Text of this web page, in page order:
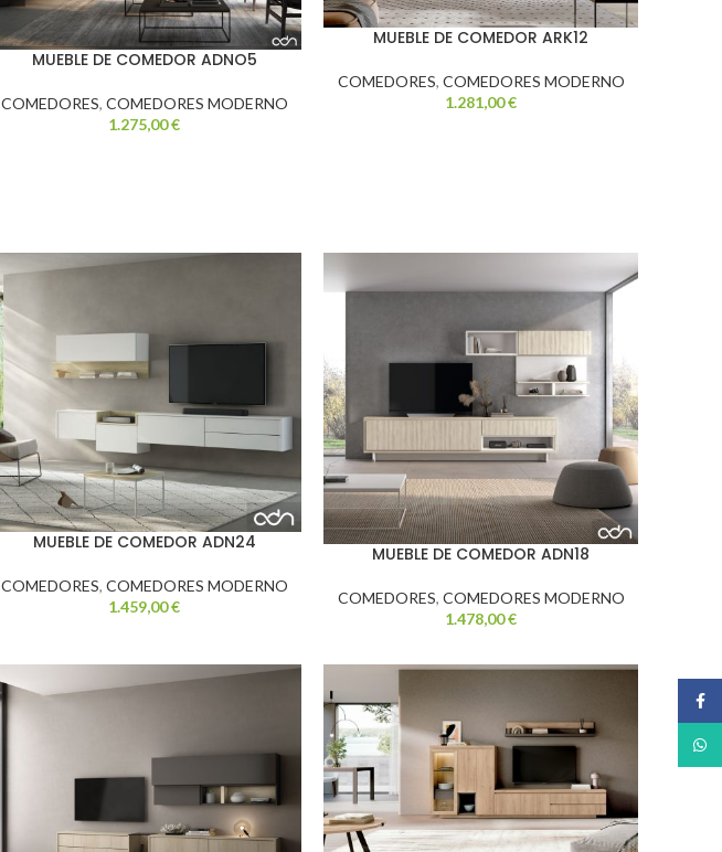
MUEBLE DE COMEDOR ADNO5
COMEDORES, COMEDORES MODERNO
1.275,00€
MUEBLE DE COMEDOR ARK12
COMEDORES, COMEDORES MODERNO
1.281,00€
MUEBLE DE COMEDOR ADN24
COMEDORES, COMEDORES MODERNO
1.459,00€
MUEBLE DE COMEDOR ADN18
COMEDORES, COMEDORES MODERNO
1.478,00€